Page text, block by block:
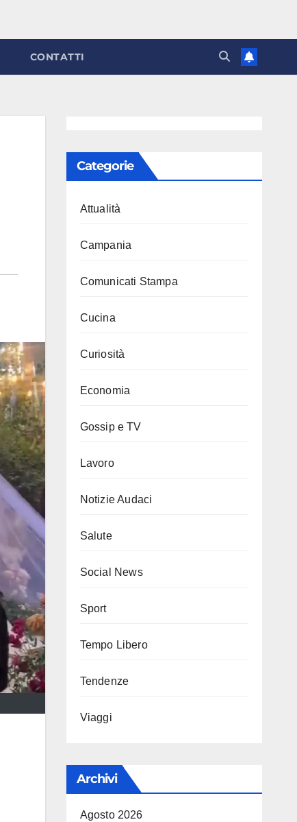
CONTATTI
Categorie
Attualità
Campania
Comunicati Stampa
Cucina
Curiosità
Economia
Gossip e TV
Lavoro
Notizie Audaci
Salute
Social News
Sport
Tempo Libero
Tendenze
Viaggi
Archivi
Agosto 2026